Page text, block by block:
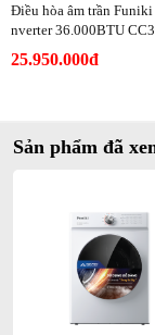
MÁY SẤY
Điều hòa âm trần
nverter 36.000BTU
25.950.000đ
Sản phẩm đã